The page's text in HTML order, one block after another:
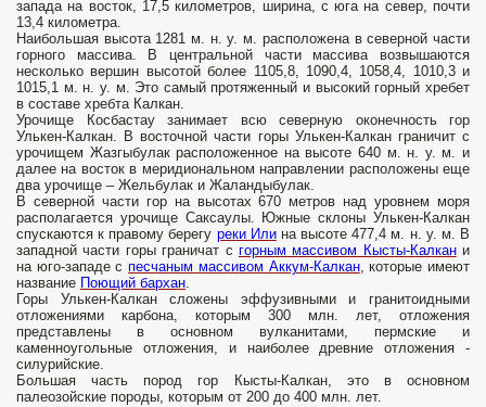
запада на восток, 17,5 километров, ширина, с юга на север, почти
13,4 километра.
Наибольшая высота 1281 м. н. у. м. расположена в северной части
горного массива. В центральной части массива возвышаются
несколько вершин высотой более 1105,8, 1090,4, 1058,4, 1010,3 и
1015,1 м. н. у. м. Это самый протяженный и высокий горный хребет
в составе хребта Калкан.
Урочище Косбастау занимает всю северную оконечность гор
Улькен-Калкан. В восточной части горы Улькен-Калкан граничит с
урочищем Жазгыбулак расположенное на высоте 640 м. н. у. м. и
далее на восток в меридиональном направлении расположены еще
два урочище – Жельбулак и Жаландыбулак.
В северной части гор на высотах 670 метров над уровнем моря
располагается урочище Саксаулы. Южные склоны Улькен-Калкан
спускаются к правому берегу реки Илина высоте 477,4 м. н. у. м. В
западной части горы граничат с горным массивом Кысты-Калкани
на юго-западе спесчаным массивом Аккум-Калкан, которые имеют
название Поющий бархан.
Горы Улькен-Калкан сложены эффузивными и гранитоидными
отложениями карбона, которым 300 млн. лет, отложения
представлены в основном вулканитами, пермские и
каменноугольные отложения, и наиболее древние отложения -
силурийские.
Большая часть пород гор Кысты-Калкан, это в основном
палеозойские породы, которым от 200 до 400 млн. лет.